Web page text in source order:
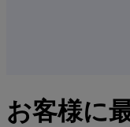
お客様に